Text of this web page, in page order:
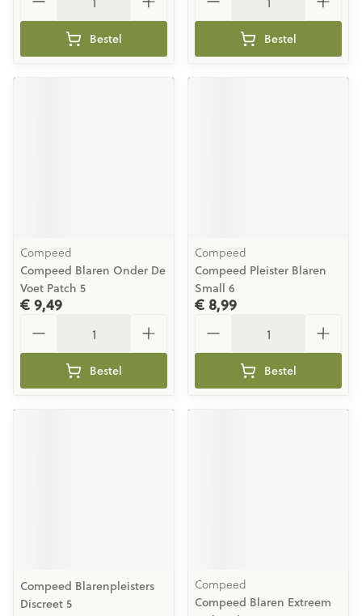
Bestel Bestel
Compeed
Compeed Blaren Onder De
Voet Patch 5
€ 9,49
Bestel
Compeed
Compeed Pleister Blaren
Small 6
€ 8,99
Bestel
Compeed Blarenpleisters
Discreet 5
Compeed
Compeed Blaren Extreem